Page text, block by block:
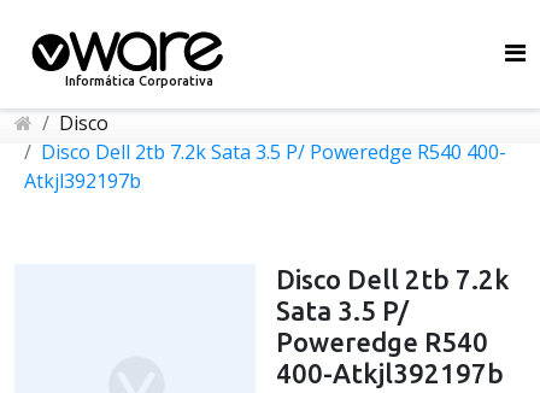
Informática Corporativa
Disco
Disco Dell 2tb 7.2k Sata 3.5 P/ Poweredge R540 400-
Atkjl392197b
Disco Dell 2tb 7.2k
Sata 3.5 P/
Poweredge R540
400-Atkjl392197b